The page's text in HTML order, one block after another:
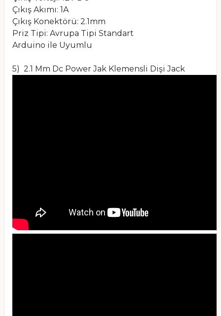
Çıkış Akımı: 1A
Çıkış Konektörü: 2.1mm
Priz Tipi: Avrupa Tipi Standart
Arduino ile Uyumlu
5) 2.1 Mm Dc Power Jak Klemensli Dişi Jack